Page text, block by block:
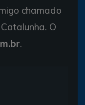
chamado
O
.